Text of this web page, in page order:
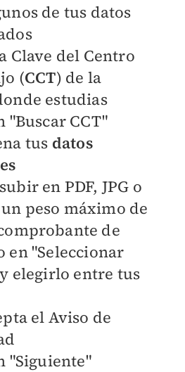
de tus datos
Clave del Centro
(CCT) de la
estudias
"Buscar CCT"
tus datos
en PDF, JPG o
peso máximo de
de
en "Seleccionar
elegirlo entre tus
el Aviso de
"Siguiente"